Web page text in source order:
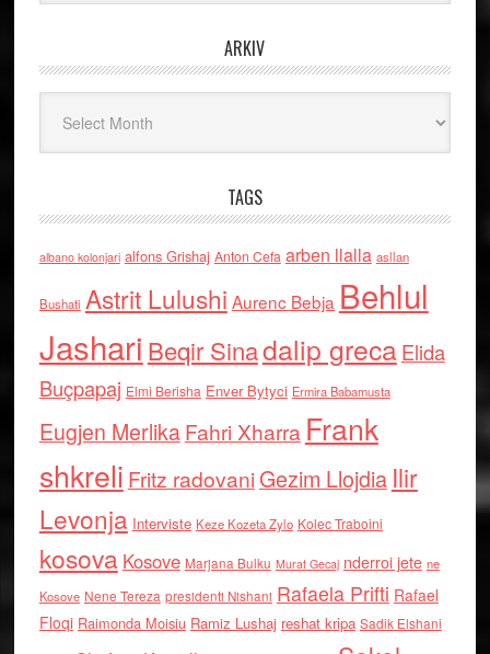
ARKIV
TAGS
albano kolonjari alfons Grishaj Anton Cefa arben llalla asllan
Bushati Astrit Lulushi Aurenc Bebja Behlul
Jashari Beqir Sinadalip grecaElida
Buçpapaj Elmi Berisha Enver Bytyci Ermira Babamusta
Eugjen MerlikaFahri Xharra Frank
shkreli Fritz radovaniGezim Llojdia Ilir
Levonja Interviste Keze Kozeta Zylo Kolec Traboini
kosova Kosove Marjana Bulku Murat Gecaj nderroi jete ne
Kosove Nene Tereza presidenti Nishani Rafaela Prifti Rafael
Floqi Raimonda Moisiu Ramiz Lushaj reshat kripa Sadik Elshani